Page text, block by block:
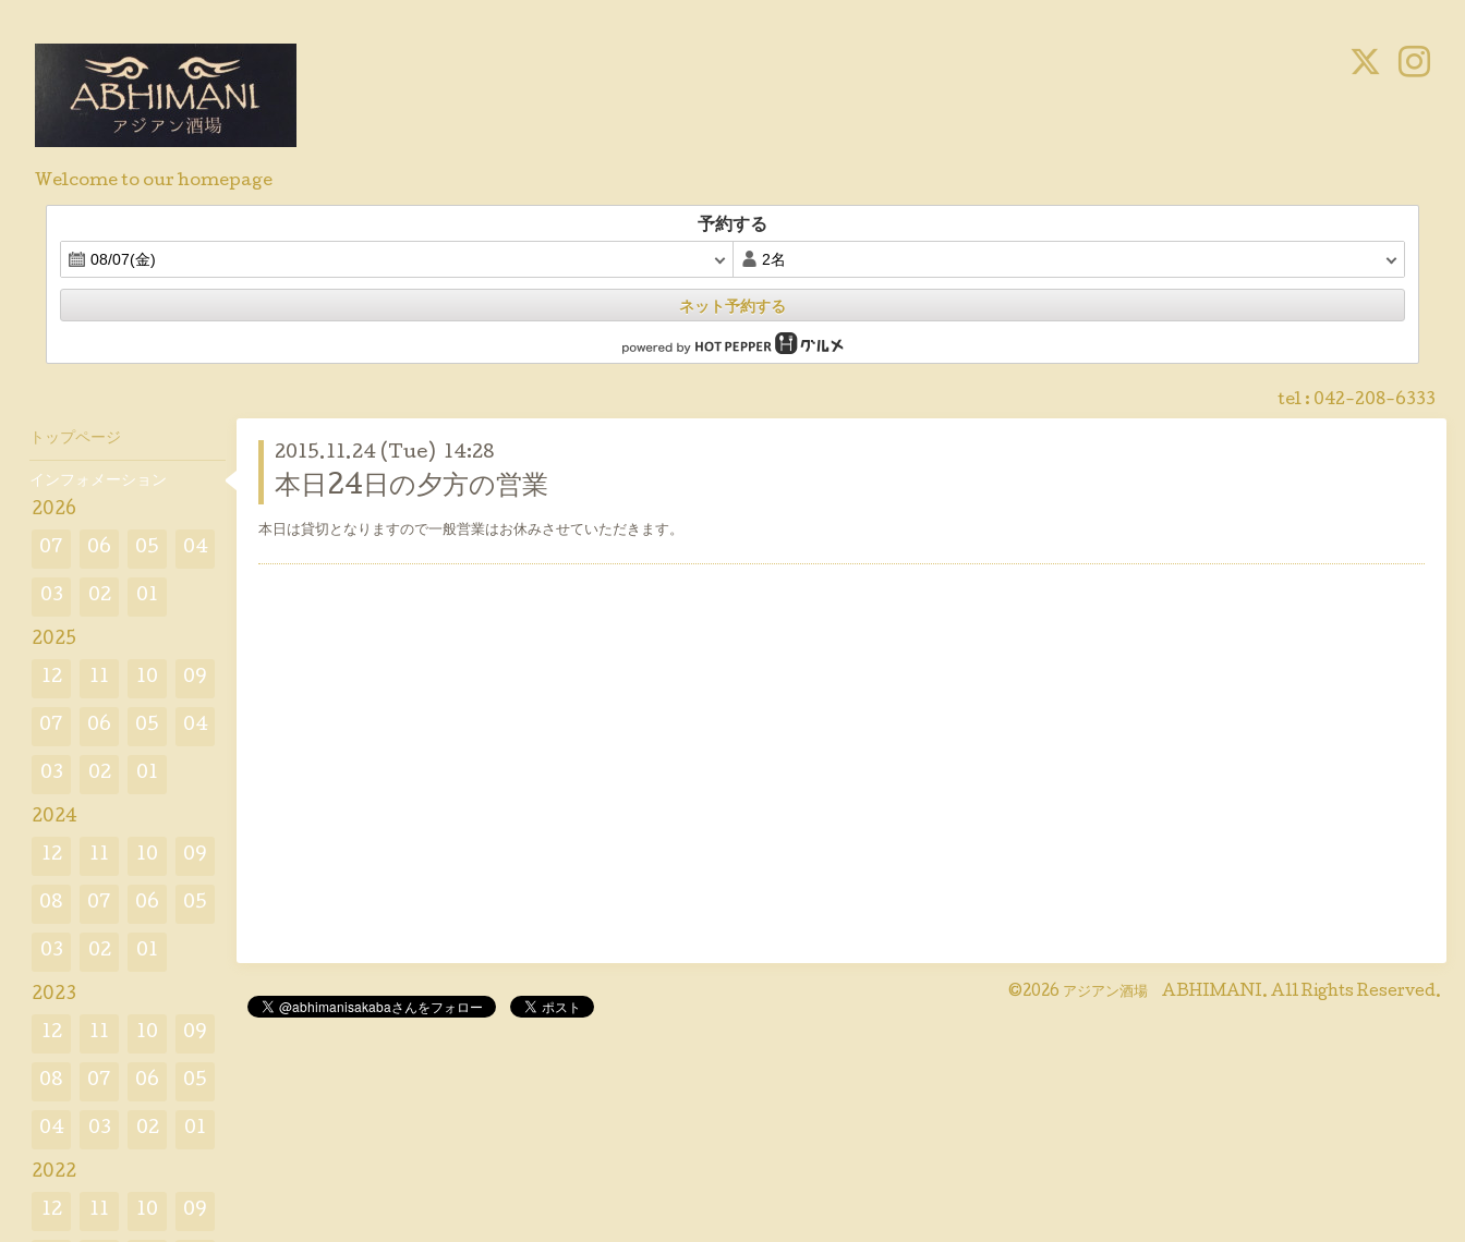
Welcome to our homepage
tel : 042-208-6333
予約する
ネット予約する
2015.11.24 (Tue) 14:28
本日24日の夕方の営業
本日は貸切となりますので一般営業はお休みさせていただきます。
©2026 アジアン酒場 ABHIMANI. All Rights Reserved.
トップページ
インフォメーション
2026
07 06 05 04
03 02 01
2025
12 11 10 09
07 06 05 04
03 02 01
2024
12 11 10 09
08 07 06 05
03 02 01
2023
12 11 10 09
08 07 06 05
04 03 02 01
2022
12 11 10 09